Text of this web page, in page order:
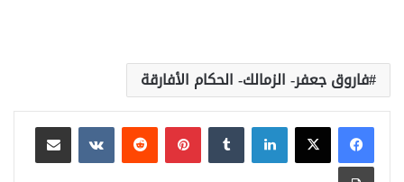
فاروق جعفر- الزمالك- الحكام الأفارقة
لينكدإن بينتيريست
مشاركة عبر البريد
طباعة